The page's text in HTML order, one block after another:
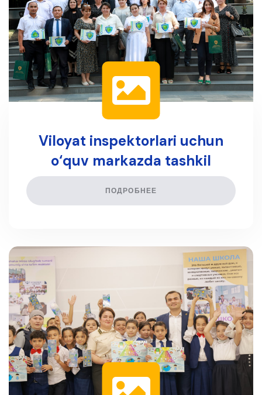
Viloyat inspektorlari uchun
o‘quv markazda tashkil
etilgan malaka oshirish
kurslaridan lavhalar
ПОДРОБНЕЕ